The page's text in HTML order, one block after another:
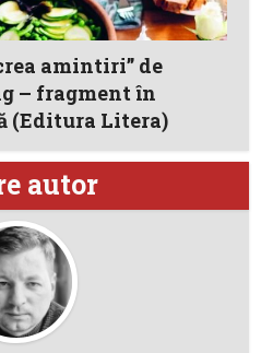
amintiri” de
– fragment în
(Editura Litera)
autor